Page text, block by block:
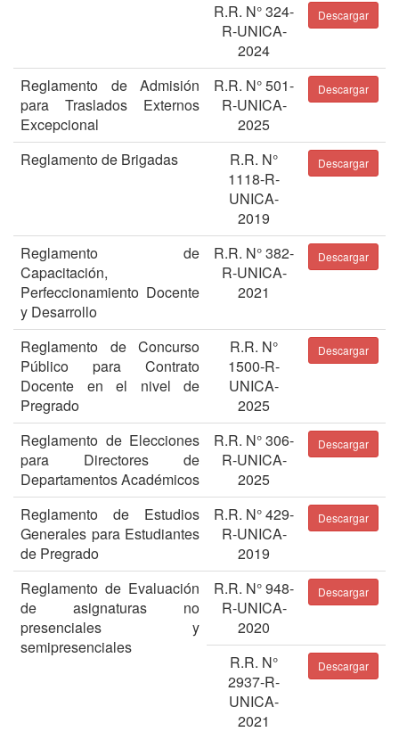
R.R. N° 324-
R-UNICA-
2024
Descargar
Reglamento de Admisión
para Traslados Externos
Excepcional
R.R. N° 501-
R-UNICA-
2025
Descargar
Reglamento de Brigadas
R.R. N°
1118-R-
UNICA-
2019
Descargar
Reglamento de
Capacitación,
Perfeccionamiento Docente
y Desarrollo
R.R. N° 382-
R-UNICA-
2021
Descargar
Reglamento de Concurso
Público para Contrato
Docente en el nivel de
Pregrado
R.R. N°
1500-R-
UNICA-
2025
Descargar
Reglamento de Elecciones
para Directores de
Departamentos Académicos
R.R. N° 306-
R-UNICA-
2025
Descargar
Reglamento de Estudios
Generales para Estudiantes
de Pregrado
R.R. N° 429-
R-UNICA-
2019
Descargar
Reglamento de Evaluación
de asignaturas no
presenciales y
semipresenciales
R.R. N° 948-
R-UNICA-
2020
Descargar
R.R. N°
2937-R-
UNICA-
2021
Descargar